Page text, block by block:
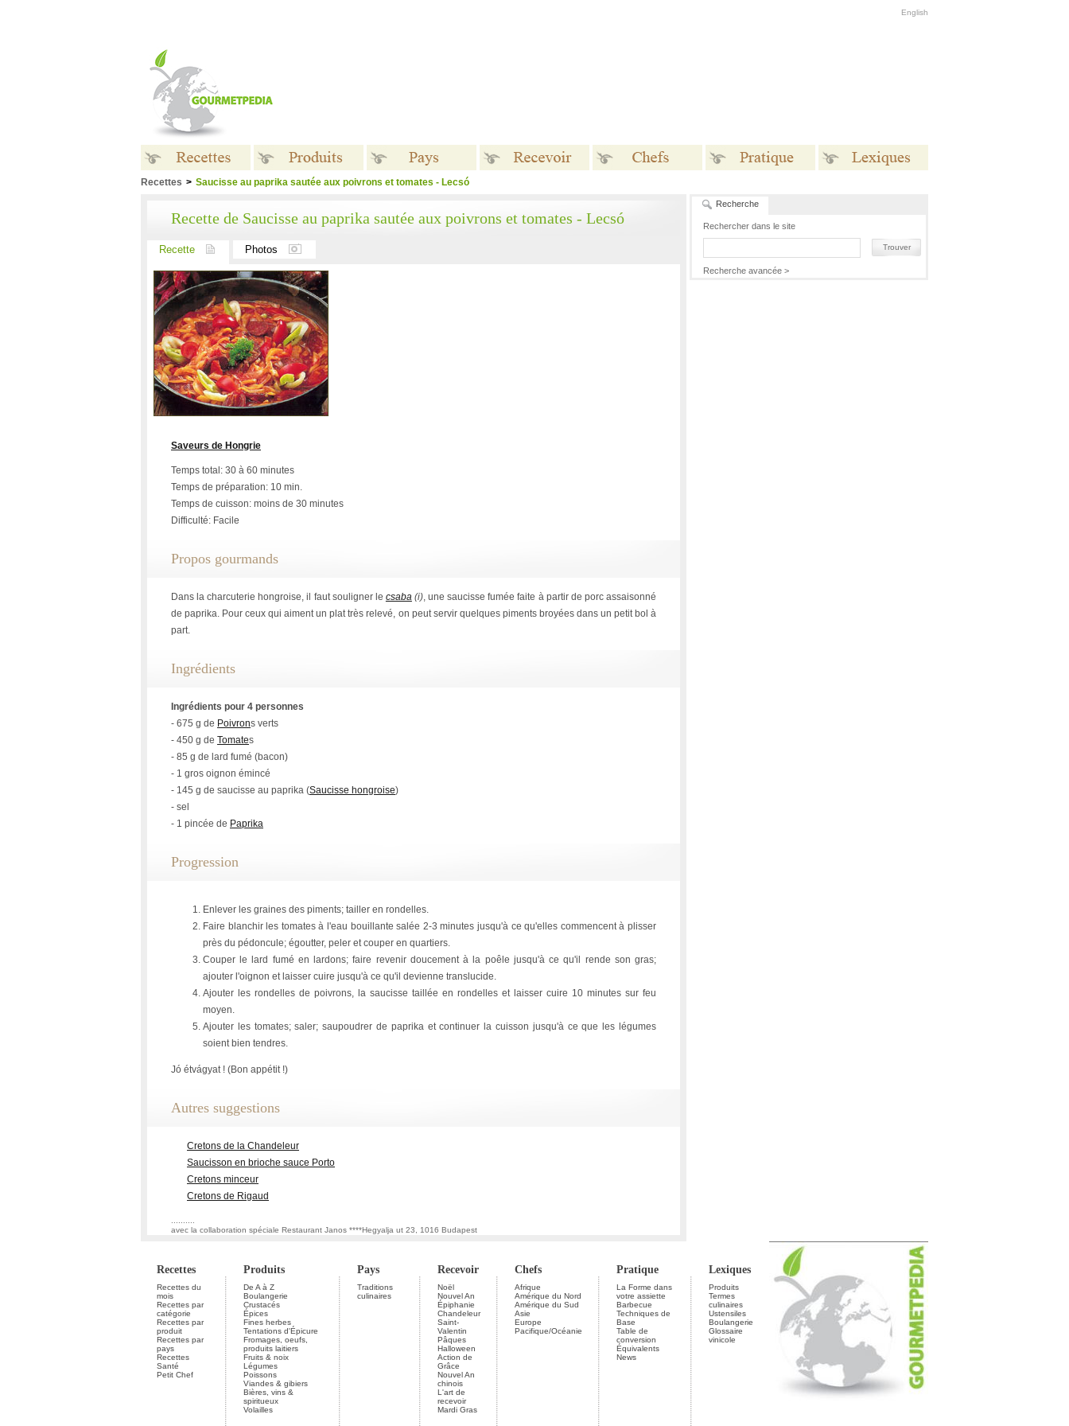
English
Recettes > Saucisse au paprika sautée aux poivrons et tomates - Lecsó
Recette de Saucisse au paprika sautée aux poivrons et tomates - Lecsó
Recette Photos
Saveurs de Hongrie
Temps total: 30 à 60 minutes
Temps de préparation: 10 min.
Temps de cuisson: moins de 30 minutes
Difficulté: Facile
Propos gourmands
Dans la charcuterie hongroise, il faut souligner le csaba(i), une saucisse fumée faite à partir de porc assaisonné
de paprika. Pour ceux qui aiment un plat très relevé, on peut servir quelques piments broyées dans un petit bol à
part.
Ingrédients
Ingrédients pour 4 personnes
- 675 g de Poivrons verts
- 450 g de Tomates
- 85 g de lard fumé (bacon)
- 1 gros oignon émincé
- 145 g de saucisse au paprika (Saucisse hongroise)
- sel
- 1 pincée de Paprika
Progression
Enlever les graines des piments; tailler en rondelles.
Faire blanchir les tomates à l'eau bouillante salée 2-3 minutes jusqu'à ce qu'elles commencent à plisser
près du pédoncule; égoutter, peler et couper en quartiers.
Couper le lard fumé en lardons; faire revenir doucement à la poêle jusqu'à ce qu'il rende son gras;
ajouter l'oignon et laisser cuire jusqu'à ce qu'il devienne translucide.
Ajouter les rondelles de poivrons, la saucisse taillée en rondelles et laisser cuire 10 minutes sur feu
moyen.
Ajouter les tomates; saler; saupoudrer de paprika et continuer la cuisson jusqu'à ce que les légumes
soient bien tendres.
Jó étvágyat ! (Bon appétit !)
Autres suggestions
Cretons de la Chandeleur
Saucisson en brioche sauce Porto
Cretons minceur
Cretons de Rigaud
avec la collaboration spéciale Restaurant Janos ****Hegyalja ut 23, 1016 Budapest
Recherche
Rechercher dans le site
Trouver
Recherche avancée >
Recettes Produits Pays Recevoir Chefs Pratique Lexiques
Recettes du
mois
Recettes par
catégorie
Recettes par
produit
Recettes par
pays
Recettes
Santé
Petit Chef
De A à Z
Boulangerie
Crustacés
Épices
Fines herbes
Tentations d'Épicure
Fromages, oeufs,
produits laitiers
Fruits & noix
Légumes
Poissons
Viandes & gibiers
Bières, vins &
spiritueux
Volailles
Traditions
culinaires
Noël
Nouvel An
Épiphanie
Chandeleur
Saint-
Valentin
Pâques
Halloween
Action de
Grâce
Nouvel An
chinois
L'art de
recevoir
Mardi Gras
Afrique
Amérique du Nord
Amérique du Sud
Asie
Europe
Pacifique/Océanie
La Forme dans
votre assiette
Barbecue
Techniques de
Base
Table de
conversion
Équivalents
News
Produits
Termes
culinaires
Ustensiles
Boulangerie
Glossaire
vinicole
Recettes Pratique